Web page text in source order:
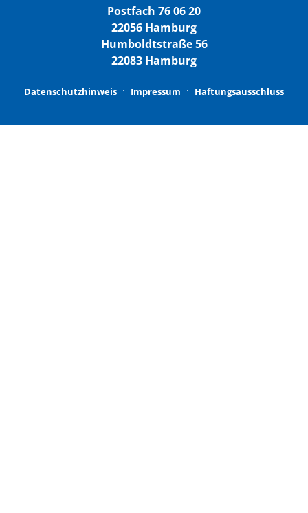
Postfach 76 06 20
22056 Hamburg
Humboldtstraße 56
22083 Hamburg
Datenschutzhinweis Impressum Haftungsausschluss